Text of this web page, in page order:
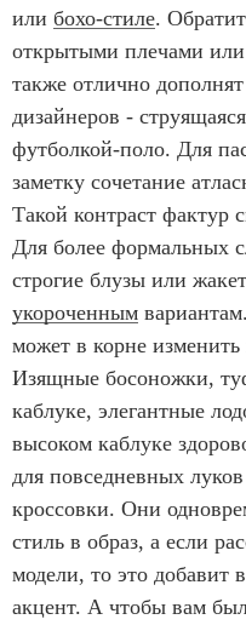
или бохо-стиле.
открытыми плечами
также отлично
дизайнеров -
футболкой-поло. Для
заметку сочетание
Такой контраст фактур
Для более формальных
строгие блузы или
укороченным
может в корне изменить
Изящные босоножки,
каблуке, элегантные
высоком каблуке
для повседневных
кроссовки. Они
стиль в образ, а если
модели, то это добавит
акцент. А чтобы вам